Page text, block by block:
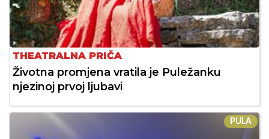
THEATRALNA PRIČA
Životna promjena vratila je Puležanku
njezinoj prvoj ljubavi
PULA